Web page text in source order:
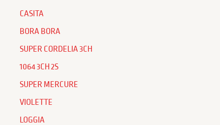
CASITA
BORA BORA
SUPER CORDELIA 3CH
1064 3CH 2S
SUPER MERCURE
VIOLETTE
LOGGIA